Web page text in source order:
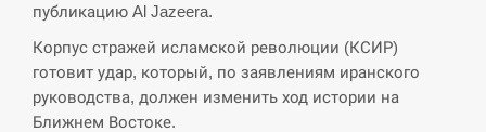
СЕРПЕНЬ
Экс-послу в США Стефанишиной
вручили новое подозрение и избирают
меру…
публикацию Al Jazeera.
Корпус стражей исламской революции (КСИР)
готовит удар, который, по заявлениям иранского
руководства, должен изменить ход истории на
Ближнем Востоке.